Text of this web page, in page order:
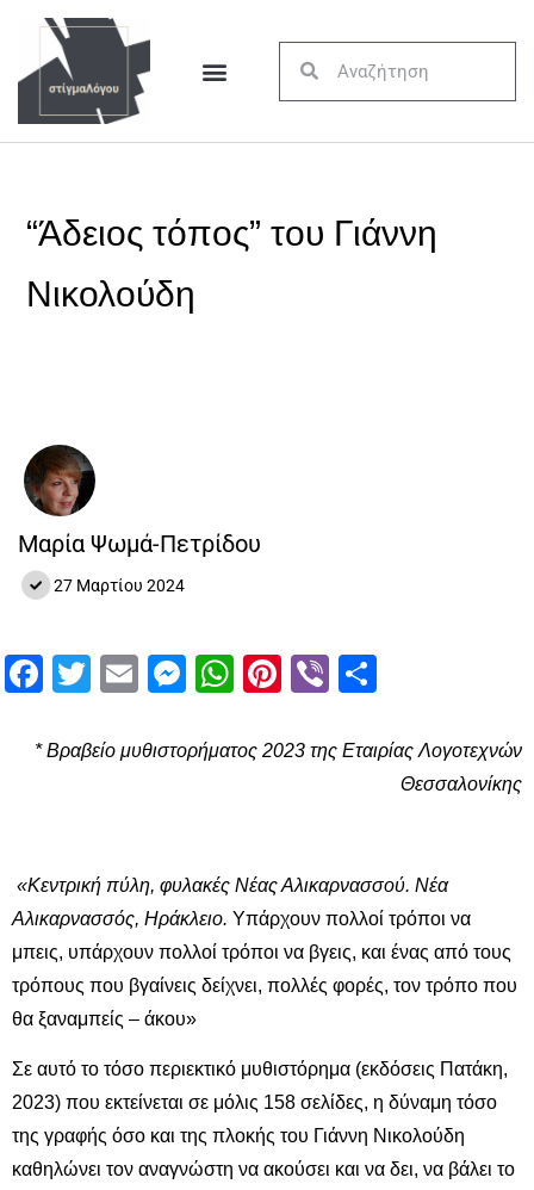
“Άδειος τόπος” του Γιάννη
Νικολούδη
Μαρία Ψωμά-Πετρίδου
27 Μαρτίου 2024
Facebook
Twitter
EmailMessenger
WhatsApp
Pinterest
Viber
* Βραβείο μυθιστορήματος 2023 της Εταιρίας Λογοτεχνών
Θεσσαλονίκης
«Κεντρική πύλη, φυλακές Νέας Αλικαρνασσού. Νέα
Αλικαρνασσός, Ηράκλειο. Υπάρχουν πολλοί τρόποι να
μπεις, υπάρχουν πολλοί τρόποι να βγεις, και ένας από τους
τρόπους που βγαίνεις δείχνει, πολλές φορές, τον τρόπο που
θα ξαναμπείς – άκου»
Σε αυτό το τόσο περιεκτικό μυθιστόρημα (εκδόσεις Πατάκη,
2023) που εκτείνεται σε μόλις 158 σελίδες, η δύναμη τόσο
της γραφής όσο και της πλοκής του Γιάννη Νικολούδη
καθηλώνει τον αναγνώστη να ακούσει και να δει, να βάλει το